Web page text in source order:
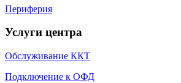
Периферия
Услуги центра
Обслуживание ККТ
Подключение к ОФД